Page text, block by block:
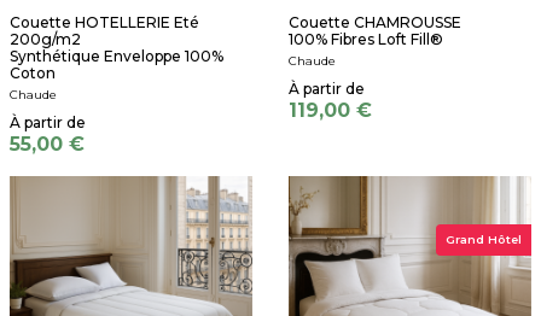
Couette HOTELLERIE Eté
200g/m2
Synthétique Enveloppe 100%
Coton
Chaude
55,00 €
Couette CHAMROUSSE
100% Fibres Loft Fill®
Chaude
119,00 €
Grand Hôtel